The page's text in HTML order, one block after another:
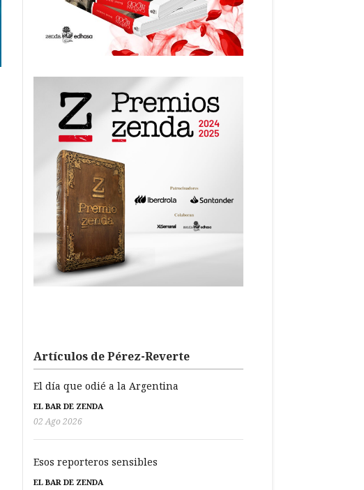
Artículos de Pérez-Reverte
El día que odié a la Argentina
EL BAR DE ZENDA
02 Ago 2026
Esos reporteros sensibles
EL BAR DE ZENDA